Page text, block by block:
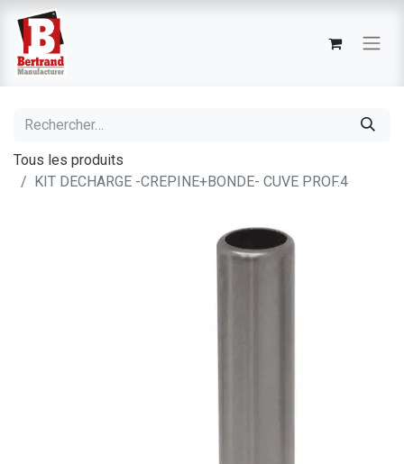
Tous les produits
KIT DECHARGE -CREPINE+BONDE- CUVE PROF.4